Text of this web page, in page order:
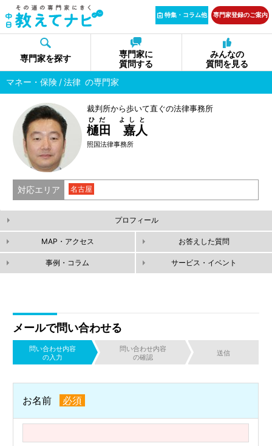
特集・コラム他 専門家登録のご案内
専門家を探す
専門家に
質問する
みんなの
質問を見る
マネー・保険
法律 の専門家
裁判所から歩いて直ぐの法律事務所
樋田 嘉人
ひだ よしと
照国法律事務所
対応エリア 名古屋
プロフィール
MAP・アクセス お答えした質問
事例・コラム サービス・イベント
メールで問い合わせる
問い合わせ内容
の入力
問い合わせ内容
の確認
送信
お名前 必須